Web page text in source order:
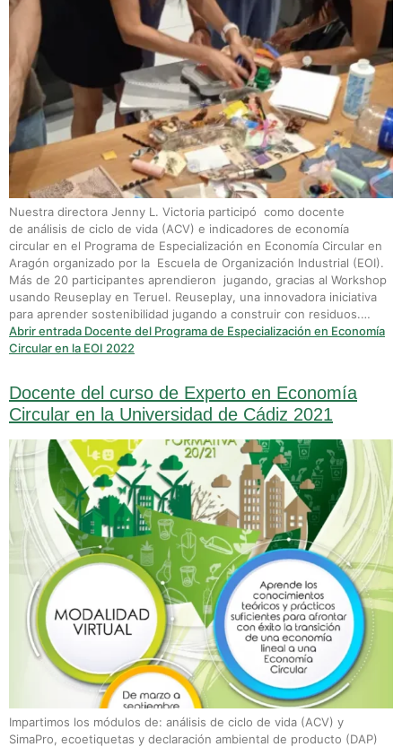
Nuestra directora Jenny L. Victoria participó como docente
de análisis de ciclo de vida (ACV) e indicadores de economía
circular en el Programa de Especialización en Economía Circular en
Aragón organizado por la Escuela de Organización Industrial (EOI).
Más de 20 participantes aprendieron jugando, gracias al Workshop
usando Reuseplay en Teruel. Reuseplay, una innovadora iniciativa
para aprender sostenibilidad jugando a construir con residuos.…
Abrir entrada Docente del Programa de Especialización en Economía
Circular en la EOI 2022
Docente del curso de Experto en Economía
Circular en la Universidad de Cádiz 2021
Impartimos los módulos de: análisis de ciclo de vida (ACV) y
SimaPro, ecoetiquetas y declaración ambiental de producto (DAP)